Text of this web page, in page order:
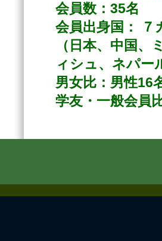
会員数：35名
会員出身国： ７
（日本、中国
ィシュ、ネパー
男女比：男性
学友・一般会員